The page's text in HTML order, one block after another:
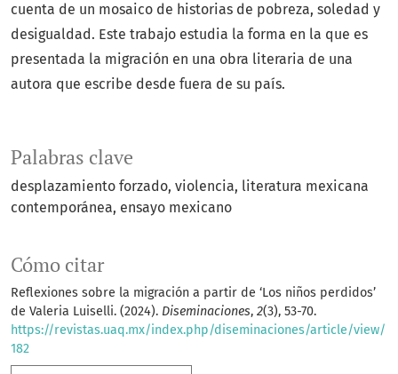
Palabras clave
desplazamiento forzado violencia literatura mexicana
contemporánea ensayo mexicano
Cómo citar
Reflexiones sobre la migración a partir de ‘Los niños perdidos’
de Valeria Luiselli. (2024). Diseminaciones, 2(3), 53-70.
https://revistas.uaq.mx/index.php/diseminaciones/article/view/
182
cuenta de un mosaico de historias de pobreza, soledad y
desigualdad. Este trabajo estudia la forma en la que es
presentada la migración en una obra literaria de una
autora que escribe desde fuera de su país.